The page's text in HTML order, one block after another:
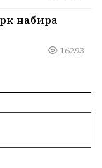
набира
16293